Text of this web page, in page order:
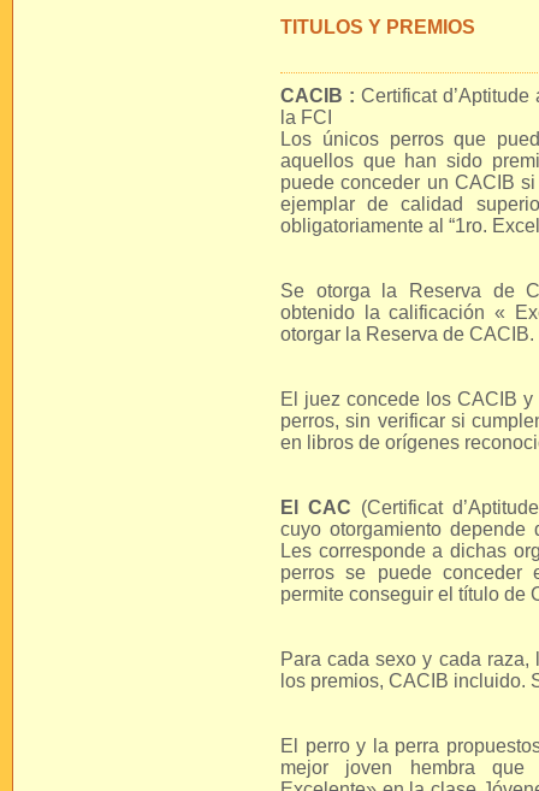
TITULOS Y PREMIOS
CACIB : Certificat
la FCI
Los únicos perros que
aquellos que han sido
puede conceder un CACIB
ejemplar de calidad
obligatoriamente al “1ro.
Se otorga la Reserva de
obtenido la calificación «
otorgar la Reserva de CACIB.
El juez concede los CACIB
perros, sin verificar si
en libros de orígenes
El CAC (Certificat
cuyo otorgamiento
Les corresponde a dichas
perros se puede conceder
permite conseguir el título de
Para cada sexo y cada
los premios, CACIB incluido.
El perro y la perra
mejor joven hembra que